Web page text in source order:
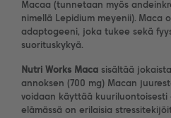
Macaa (tunnetaan myös
nimellä Lepidium meyenii). Maca
adaptogeeni, joka tukee sekä
suorituskykyä.
Nutri Works Maca sisältää
annoksen (700 mg) Macan
voidaan käyttää kuuriluontoisesti
elämässä on erilaisia